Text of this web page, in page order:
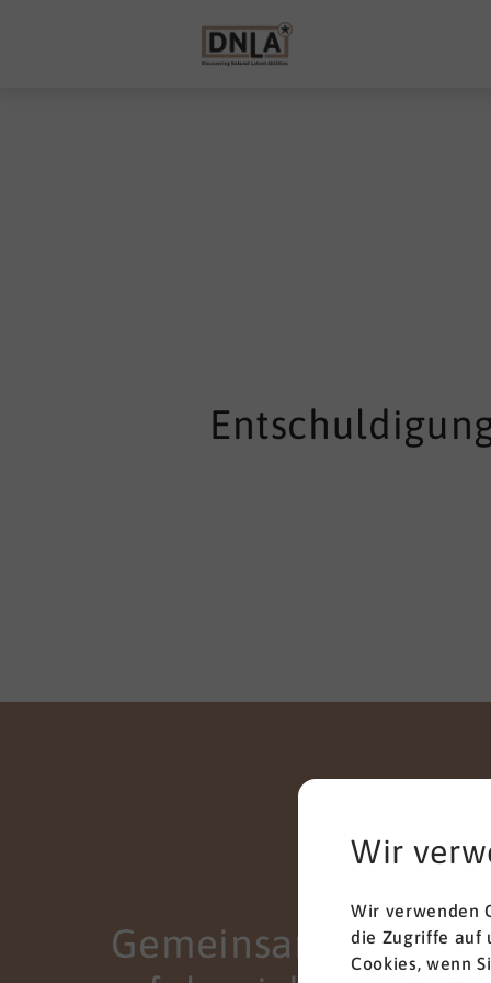
Gemeinsam zum
Wir
Wir verwenden
die Zugriffe auf
Cookies, wenn